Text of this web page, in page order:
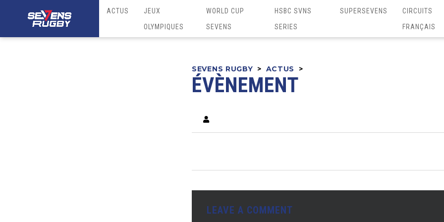
ACTUS
JEUX
OLYMPIQUES
WORLD CUP
SEVENS
HSBC SVNS
SERIES
SUPERSEVENS
CIRCUITS
FRANÇAIS
SEVENS RUGBY > ACTUS >
ÉVÈNEMENT
LEAVE A COMMENT